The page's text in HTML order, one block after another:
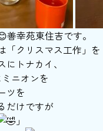
善幸苑東住吉です。
「クリスマス工作」
トナカイ、
ミニオンを
ツを
だけですが
」